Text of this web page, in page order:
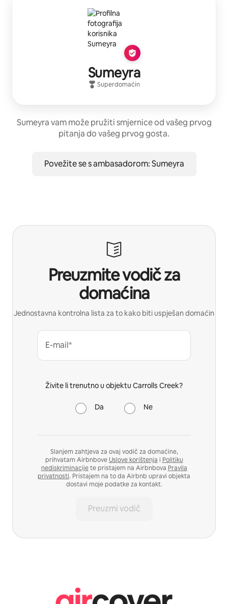
Sumeyra
Superdomaćin
Sumeyra vam može pružiti smjernice od vašeg prvog
pitanja do vašeg prvog gosta.
Povežite se s ambasadorom: Sumeyra
Preuzmite vodič za
domaćina
Jednostavna kontrolna lista za to kako biti uspješan domaćin
E-mail*
Živite li trenutno u objektu Carrolls Creek?
Da Ne
Slanjem zahtjeva za ovaj vodič za domaćine,
prihvatam AirbnboveUslove korištenja i Politiku
nediskriminacijete pristajem na Airbnbova Pravila
privatnosti. Pristajem na to da Airbnb upravi objekta
dostavi moje podatke za kontakt.
Preuzmi vodič